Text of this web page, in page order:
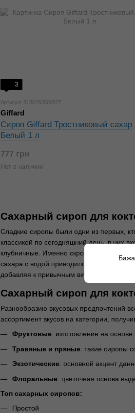
Сахарный сироп для
Сладкие сиропы были одни из первых,
классикой по сегодняшний день, в них
клубничные. Именно скромная классика
сахара с водой приводило в восторг от
добавляя к привычным вкусам все
Сахарный сироп для
Разнообразию вкусовых предпочтений
ассортимент вкусов на категории,
Фруктовые: изготовление на
Травяные и пряные: такие сиропы
Экзотические: основной акцент
Флоральные: цветочная основа
Топ сахарных сиропов:
Простой
3
Артикул: 3180293502027
Giffard
Сироп Giffard Тростниковый сахар
Белый 1 л
777 грн
Нет в наличии